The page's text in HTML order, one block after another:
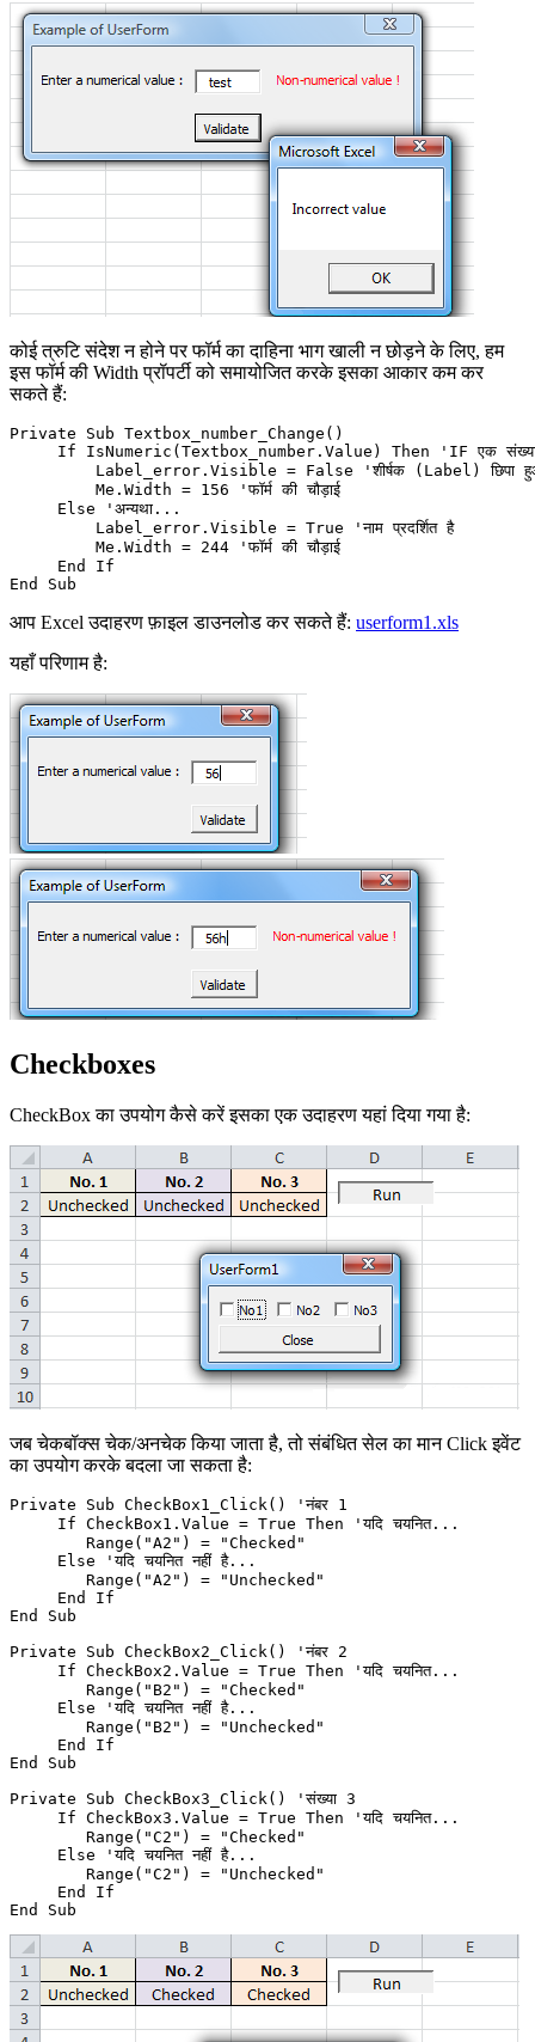
कोई त्रुटि संदेश न होने पर फॉर्म का दाहिना भाग खाली न छोड़ने के लिए, हम
इस फॉर्म की Width प्रॉपर्टी को समायोजित करके इसका आकार कम कर
सकते हैं:
Private Sub Textbox_number_Change()
If IsNumeric(Textbox_number.Value) Then 'IF एक
Label_error.Visible = False 'शीर्षक (Label) छिपा
         Me.Width = 156 'फॉर्म की चौड़ाई
     Else 'अन्यथा...
         Label_error.Visible = True 'नाम प्रदर्शित है
         Me.Width = 244 'फॉर्म की चौड़ाई
     End If
आप Excel उदाहरण फ़ाइल डाउनलोड कर सकते हैं: userform1.xls
यहाँ परिणाम है:
Checkboxes
CheckBox का उपयोग कैसे करें इसका एक उदाहरण यहां दिया गया है:
जब चेकबॉक्स चेक/अनचेक किया जाता है, तो संबंधित सेल का मान Click इवेंट
का उपयोग करके बदला जा सकता है:
Private Sub CheckBox1_Click() 'नंबर 1
     If CheckBox1.Value = True Then 'यदि चयनित...
        Range("A2") = "Checked"
     Else 'यदि चयनित नहीं है...
        Range("A2") = "Unchecked"
     End If
End Sub
Private Sub CheckBox2_Click() 'नंबर 2
     If CheckBox2.Value = True Then 'यदि चयनित...
        Range("B2") = "Checked"
     Else 'यदि चयनित नहीं है...
        Range("B2") = "Unchecked"
     End If
End Sub
Private Sub CheckBox3_Click() 'संख्या 3
     If CheckBox3.Value = True Then 'यदि चयनित...
        Range("C2") = "Checked"
     Else 'यदि चयनित नहीं है...
        Range("C2") = "Unchecked"
     End If